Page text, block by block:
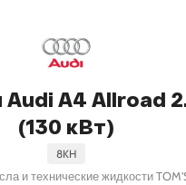
A4 Allroad
(130 кВт)
8KH
и технические жидкости